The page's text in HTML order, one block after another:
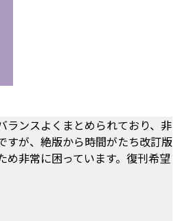
ランスよくまとめられており、非
すが、絶版から時間がたち改訂版
め非常に困っています。復刊希望